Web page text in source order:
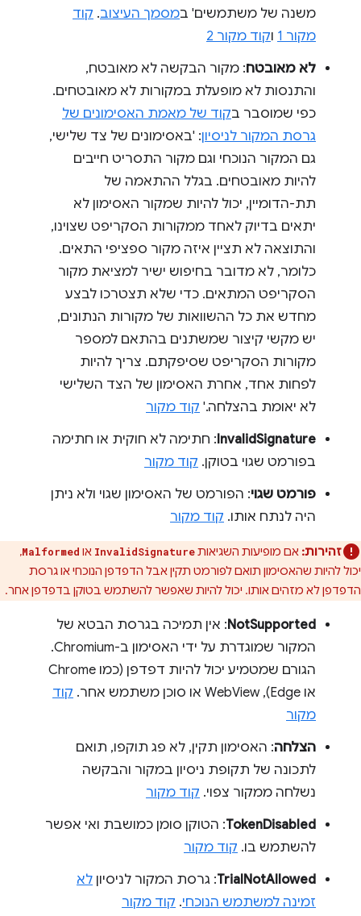
משנה של משתמשים' במסמך העיצוב. קוד
מקור 1
וקוד מקור 2
לא מאובטח: מקור הבקשה לא מאובטח,
והתנסות לא מופעלת במקורות לא מאובטחים.
כפי שמוסבר בקוד של מאמת האסימונים של
גרסת המקור לניסיון: 'באסימונים של צד שלישי,
גם המקור הנוכחי וגם מקור התסריט חייבים
להיות מאובטחים. בגלל ההתאמה של
תת-הדומיין, יכול להיות שמקור האסימון לא
יתאים בדיוק לאחד ממקורות הסקריפט שצוינו,
והתוצאה לא תציין איזה מקור ספציפי התאים.
כלומר, לא מדובר בחיפוש ישיר למציאת מקור
הסקריפט המתאים. כדי שלא תצטרכו לבצע
מחדש את כל ההשוואות של מקורות הנתונים,
יש מקשי קיצור שמשתנים בהתאם למספר
מקורות הסקריפט שסיפקתם. צריך להיות
לפחות אחד, אחרת האסימון של הצד השלישי
לא יאומת בהצלחה.' קוד מקור
InvalidSignature: חתימה לא חוקית או חתימה
בפורמט שגוי בטוקן. קוד מקור
פורמט שגוי: הפורמט של האסימון שגוי ולא ניתן
היה לנתח אותו. קוד מקור
זהירות: אם מופיעות השגיאותInvalidSignature או Malformed
,
יכול להיות שהאסימון תואם לפורמט תקין אבל הדפדפן הנוכחי או גרסת
הדפדפן לא מזהים אותו. יכול להיות שאפשר להשתמש בטוקן בדפדפן אחר.
NotSupported: אין תמיכה בגרסת הבטא של
המקור שמוגדרת על ידי האסימון ב-Chromium.
הגורם שמטמיע יכול להיות דפדפן (כמו Chrome
או Edge),‏ WebView או סוכן משתמש אחר.
קוד
מקור
הצלחה: האסימון תקין, לא פג תוקפו, תואם
לתכונה של תקופת ניסיון במקור והבקשה
נשלחה ממקור צפוי. קוד מקור
TokenDisabled: הטוקן סומן כמושבת ואי אפשר
להשתמש בו. קוד מקור
TrialNotAllowed: גרסת המקור לניסיון לא
זמינה למשתמש הנוכחי. קוד מקור